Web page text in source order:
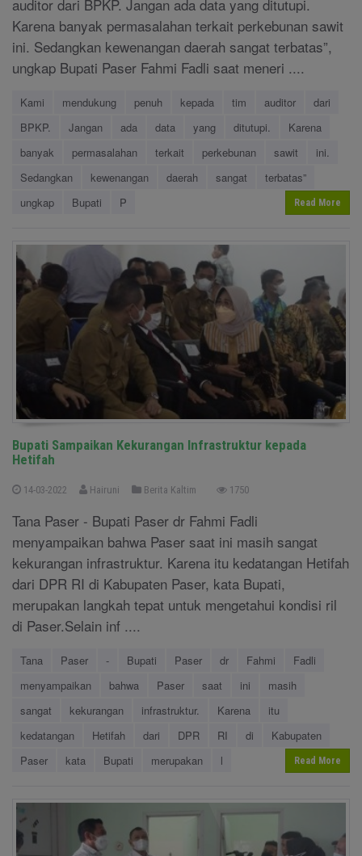
auditor dari BPKP. Jangan ada data yang ditutupi.
Karena banyak permasalahan terkait perkebunan sawit
ini. Sedangkan kewenangan daerah sangat terbatas”,
ungkap Bupati Paser Fahmi Fadli saat meneri ....
Kami mendukung penuh kepada tim auditor
dari
BPKP.
Jangan ada data yang ditutupi.
Karena
banyak
permasalahan terkait perkebunan sawit
ini.
Sedangkan
kewenangan daerah sangat
terbatas”
ungkap
Bupati P Read More
Bupati Sampaikan Kekurangan Infrastruktur kepada
Hetifah
14-03-2022 Hairuni Berita Kaltim 1750
Tana Paser - Bupati Paser dr Fahmi Fadli
menyampaikan bahwa Paser saat ini masih sangat
kekurangan infrastruktur. Karena itu kedatangan Hetifah
dari DPR RI di Kabupaten Paser, kata Bupati,
merupakan langkah tepat untuk mengetahui kondisi ril
di Paser.Selain inf ....
Tana Paser - Bupati Paser dr Fahmi
Fadli
menyampaikan
bahwa Paser saat ini
masih
sangat
kekurangan infrastruktur. Karena
itu
kedatangan
Hetifah dari DPR RI di
Kabupaten
Paser
kata Bupati merupakan l Read More